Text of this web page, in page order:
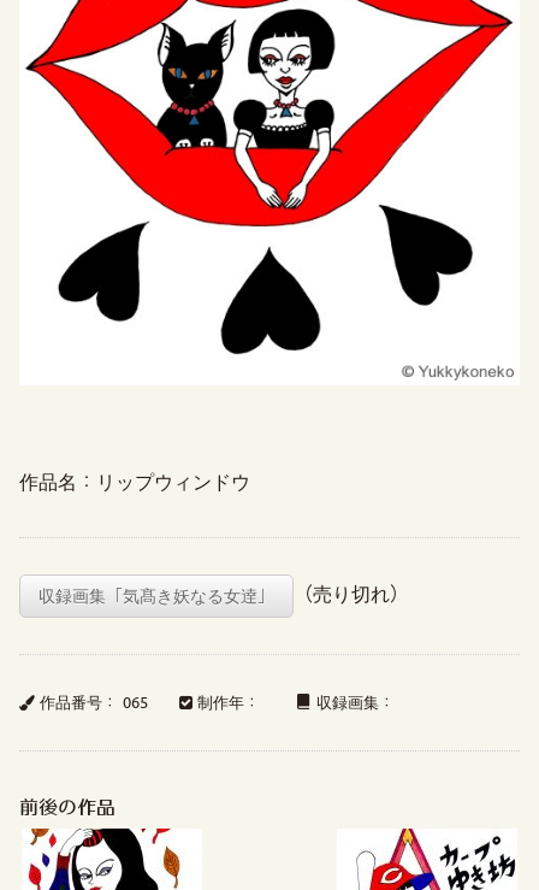
作品名：リップウィンドウ
収録画集「気髙き妖なる女逹」 （売り切れ）
作品番号： 065 制作年： 収録画集：
前後の作品